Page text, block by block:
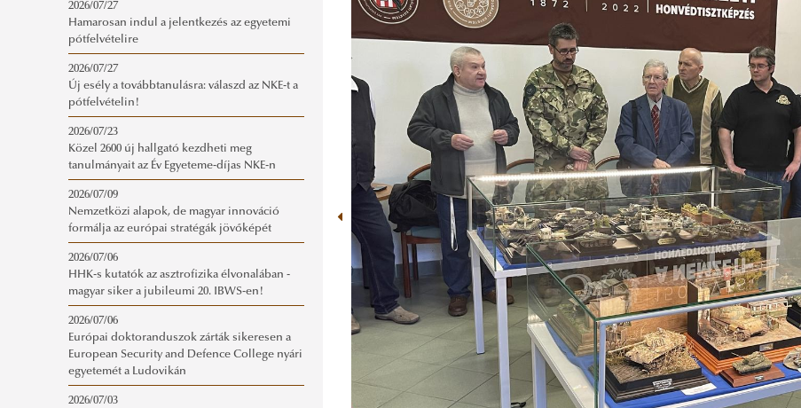
2026/07/27
Hamarosan indul a jelentkezés az egyetemi
pótfelvételire
2026/07/27
Új esély a továbbtanulásra: válaszd az NKE-t a
pótfelvételin!
2026/07/23
Közel 2600 új hallgató kezdheti meg
tanulmányait az Év Egyeteme-díjas NKE-n
2026/07/09
Nemzetközi alapok, de magyar innováció
formálja az európai stratégák jövőképét
2026/07/06
HHK-s kutatók az asztrofizika élvonalában -
magyar siker a jubileumi 20. IBWS-en!
2026/07/06
Európai doktoranduszok zárták sikeresen a
European Security and Defence College nyári
egyetemét a Ludovikán
2026/07/03